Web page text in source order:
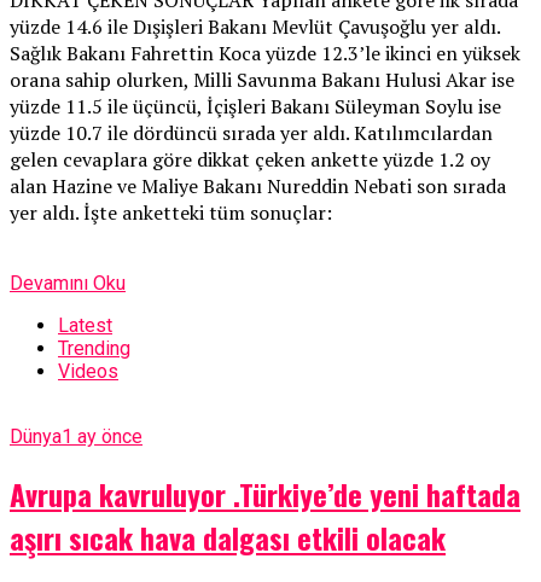
yüzde 14.6 ile Dışişleri Bakanı Mevlüt Çavuşoğlu yer aldı.
Sağlık Bakanı Fahrettin Koca yüzde 12.3’le ikinci en yüksek
orana sahip olurken, Milli Savunma Bakanı Hulusi Akar ise
yüzde 11.5 ile üçüncü, İçişleri Bakanı Süleyman Soylu ise
yüzde 10.7 ile dördüncü sırada yer aldı. Katılımcılardan
gelen cevaplara göre dikkat çeken ankette yüzde 1.2 oy
alan Hazine ve Maliye Bakanı Nureddin Nebati son sırada
yer aldı. İşte anketteki tüm sonuçlar:
Devamını Oku
Latest
Trending
Videos
Dünya1 ay önce
Avrupa kavruluyor .Türkiye’de yeni haftada
aşırı sıcak hava dalgası etkili olacak